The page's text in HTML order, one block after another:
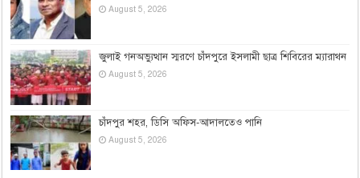
August 5, 2026
জুলাই গনঅভ্যুত্থান স্মরণে চাঁদপুরে ইসলামী ছাত্র শিবিরের ম্যারাথন
August 5, 2026
চাঁদপুর শহর, ডিসি অফিস-আদালতেও পানি
August 5, 2026